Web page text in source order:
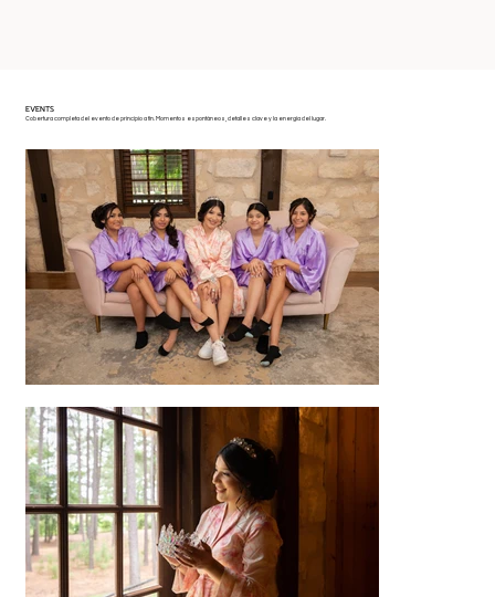
EVENTS
Cobertura completa del evento de principio a fin. Momentos espontáneos, detalles clave y la energía del lugar.